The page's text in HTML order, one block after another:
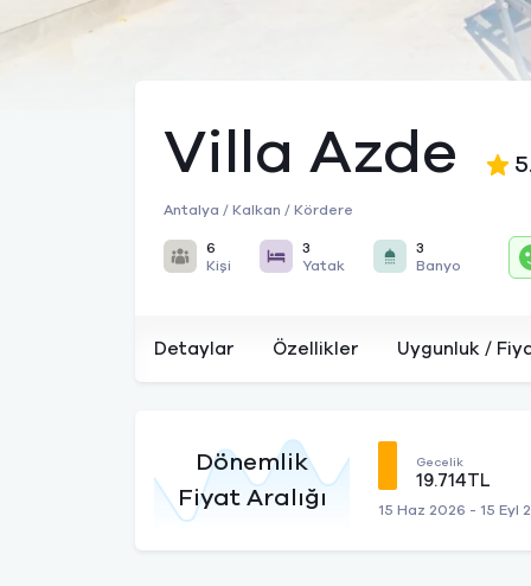
Villa Azde
Antalya / Kalkan / Kördere
6
Kişi
3
Yatak
3
Banyo
Detaylar Özellikler Uygunluk /
Dönemlik
Fiyat Aralığı
Gecelik
19.714TL
15 Haz 2026 - 15 Eyl